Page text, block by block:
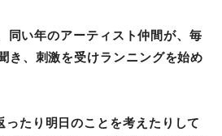
同い年のアーティスト仲間が、毎
き、刺激を受けランニングを始め
ったり明日のことを考えたりして